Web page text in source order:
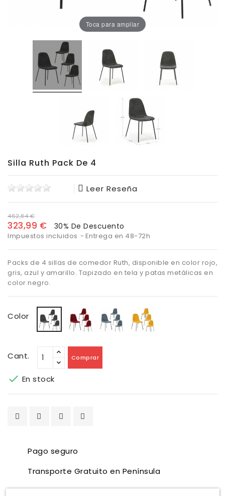
Toca para ampliar
Silla Ruth Pack De 4
Leer Reseña
462,84 €
323,99 € 30% De Descuento
Impuestos incluidos Entrega en 48-72h
Packs de 4 sillas de comedor Ruth, disponible en color rojo,
gris, azul y amarillo. Tapizado en tela y patas metálicas en
color negro.
Color Gris Rojo Azul
Cant. Comprar
 En stock
Pago seguro
Transporte Gratuito en Península